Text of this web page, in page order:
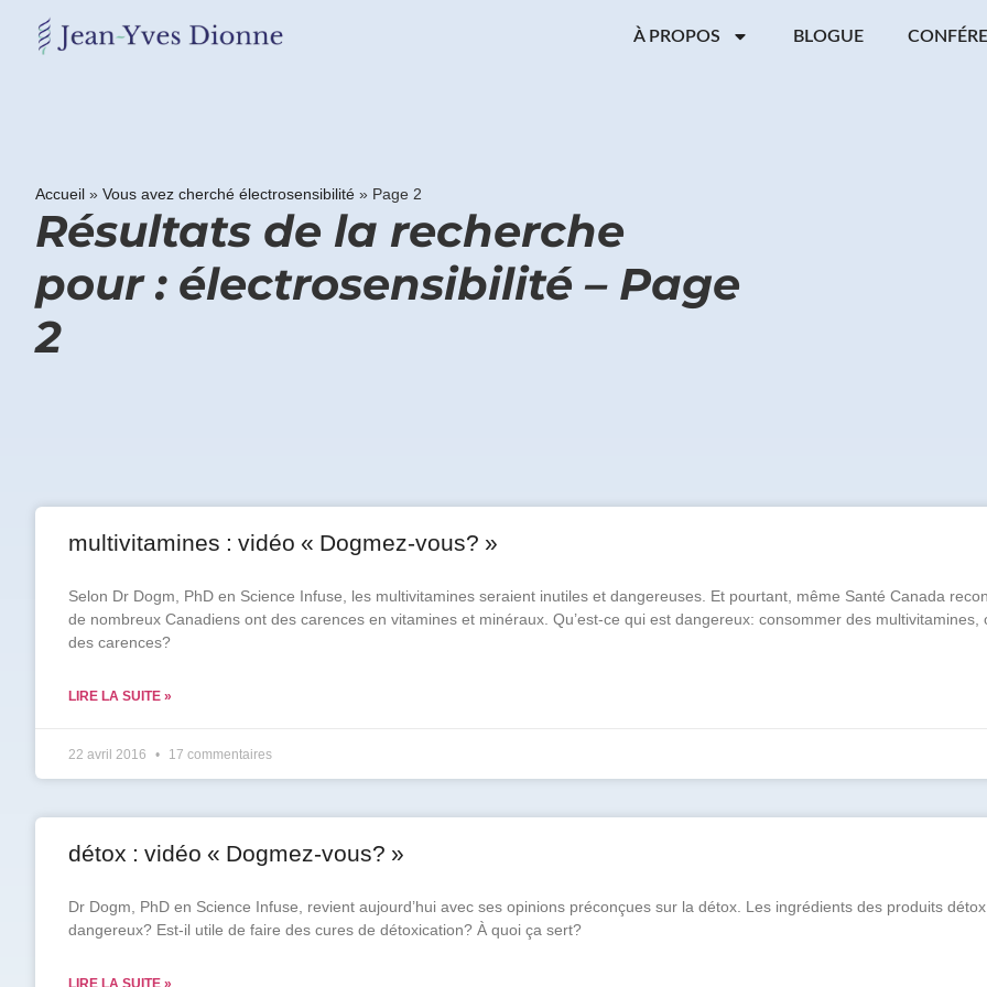
À PROPOS BLOGUE
Accueil » Vous avez cherché électrosensibilité » Page 2
Résultats de la recherche
pour : électrosensibilité – Page
2
multivitamines : vidéo « Dogmez-vous? »
Selon Dr Dogm, PhD en Science Infuse, les multivitamines seraient inutiles et dangereuses. Et pourtant, même Santé Canada
de nombreux Canadiens ont des carences en vitamines et minéraux. Qu’est-ce qui est dangereux: consommer des multivitamines,
des carences?
LIRE LA SUITE »
22 avril 2016 17 commentaires
détox : vidéo « Dogmez-vous? »
Dr Dogm, PhD en Science Infuse, revient aujourd’hui avec ses opinions préconçues sur la détox. Les ingrédients des produits
dangereux? Est-il utile de faire des cures de détoxication? À quoi ça sert?
LIRE LA SUITE »
Obtenez
gratuitement
mon
pdf
"BONS
MAUVAIS
Prénom
Courriel
désabonner
en
temps
m'abonne
!